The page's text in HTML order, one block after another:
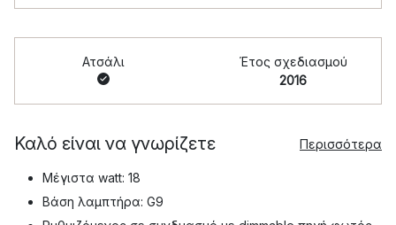
Ατσάλι
Έτος σχεδιασμού
2016
Καλό είναι να γνωρίζετε Περισσότερα
Μέγιστα watt: 18
Βάση λαμπτήρα: G9